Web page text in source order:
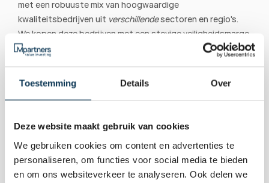
Toestemming Details Over
Deze website maakt gebruik van cookies
We gebruiken cookies om content en advertenties te
personaliseren, om functies voor social media te bieden
en om ons websiteverkeer te analyseren. Ook delen we
met een robuuste mix van hoogwaardige
kwaliteitsbedrijven uit verschillende sectoren en regio's.
We kopen deze bedrijven met een stevige veiligheidsmarge
en zorgen voor een daadwerkelijke, ijzersterke spreiding.
sector of een handjevol techgiganten, maar wordt jouw
koopkracht op een stabiele, doordachte manier
Bekijk onze vermogensbeheerportefeuilles
hoe wij zorgen voor spreiding en rust.